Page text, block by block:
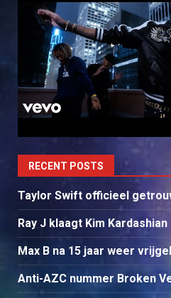
RECENT POSTS
Taylor Swift officieel
Ray J klaagt Kim
Max B na 15 jaar weer
Anti-AZC nummer Broken